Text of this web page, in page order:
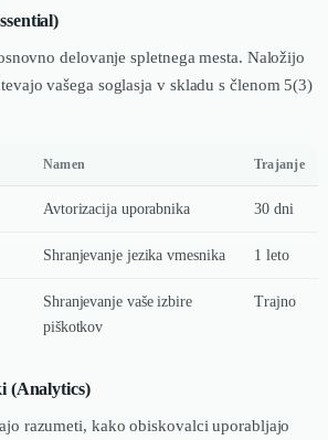
delovanje spletnega mesta. Naložijo
vašega soglasja v skladu s členom 5(3)
Namen Trajanje
Avtorizacija uporabnika 30 dni
Shranjevanje jezika vmesnika 1 leto
Shranjevanje vaše izbire
piškotkov
Trajno
(Analytics)
razumeti, kako obiskovalci uporabljajo